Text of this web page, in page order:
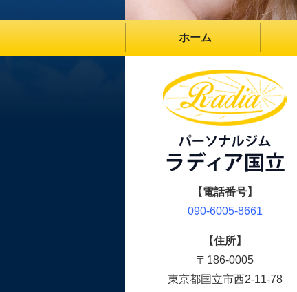
ホーム
【電話番号】
090-6005-8661
【住所】
〒186-0005
東京都国立市西2-11-78